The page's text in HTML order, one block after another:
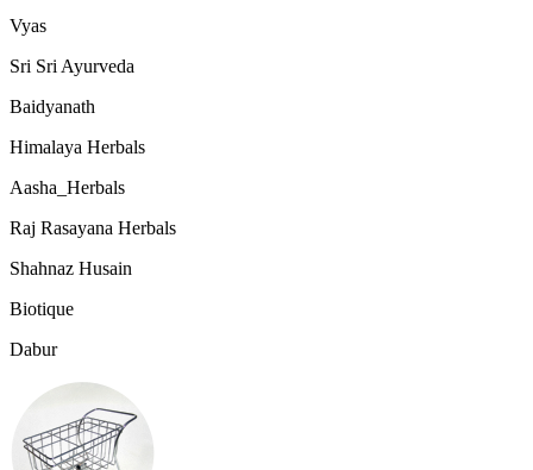
Vyas
Sri Sri Ayurveda
Baidyanath
Himalaya Herbals
Aasha_Herbals
Raj Rasayana Herbals
Shahnaz Husain
Biotique
Dabur